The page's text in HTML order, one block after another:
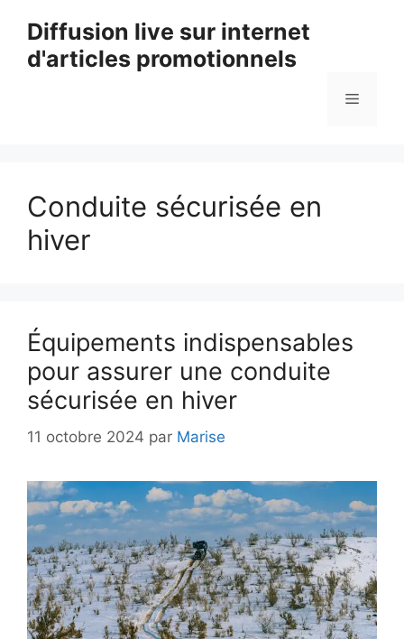
contenu
Diffusion live sur internet
d'articles promotionnels
Menu
Conduite sécurisée en
hiver
Équipements indispensables
pour assurer une conduite
sécurisée en hiver
11 octobre 2024 par Marise